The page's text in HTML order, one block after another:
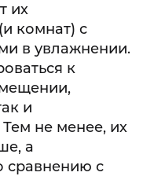
их
комнат) с
в увлажнении.
к
и
не менее, их
а
сравнению с